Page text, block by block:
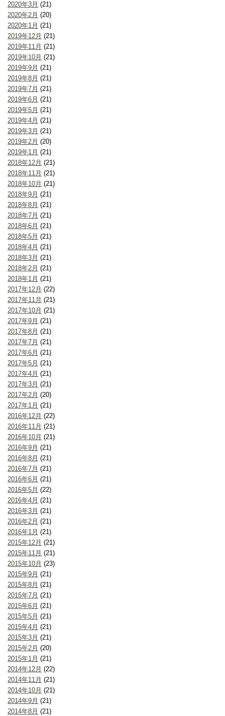
2020年3月 (21)
2020年2月 (20)
2020年1月 (21)
2019年12月 (21)
2019年11月 (21)
2019年10月 (21)
2019年9月 (21)
2019年8月 (21)
2019年7月 (21)
2019年6月 (21)
2019年5月 (21)
2019年4月 (21)
2019年3月 (21)
2019年2月 (20)
2019年1月 (21)
2018年12月 (21)
2018年11月 (21)
2018年10月 (21)
2018年9月 (21)
2018年8月 (21)
2018年7月 (21)
2018年6月 (21)
2018年5月 (21)
2018年4月 (21)
2018年3月 (21)
2018年2月 (21)
2018年1月 (21)
2017年12月 (22)
2017年11月 (21)
2017年10月 (21)
2017年9月 (21)
2017年8月 (21)
2017年7月 (21)
2017年6月 (21)
2017年5月 (21)
2017年4月 (21)
2017年3月 (21)
2017年2月 (20)
2017年1月 (21)
2016年12月 (22)
2016年11月 (21)
2016年10月 (21)
2016年9月 (21)
2016年8月 (21)
2016年7月 (21)
2016年6月 (21)
2016年5月 (22)
2016年4月 (21)
2016年3月 (21)
2016年2月 (21)
2016年1月 (21)
2015年12月 (21)
2015年11月 (21)
2015年10月 (23)
2015年9月 (21)
2015年8月 (21)
2015年7月 (21)
2015年6月 (21)
2015年5月 (21)
2015年4月 (21)
2015年3月 (21)
2015年2月 (20)
2015年1月 (21)
2014年12月 (22)
2014年11月 (21)
2014年10月 (21)
2014年9月 (21)
2014年8月 (21)